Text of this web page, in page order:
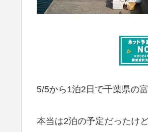
5/5から1泊2日で千葉県の
本当は2泊の予定だったけ